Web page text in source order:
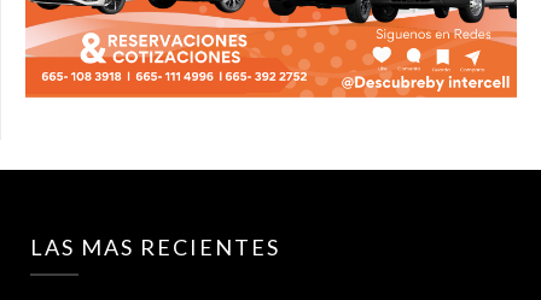
LAS MAS RECIENTES